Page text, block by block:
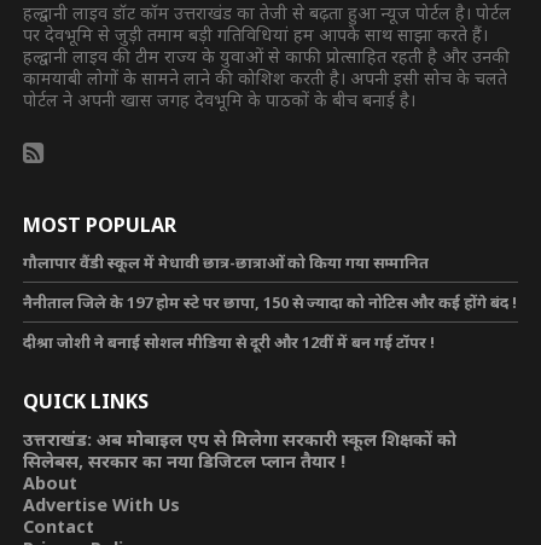
हल्द्वानी लाइव डॉट कॉम उत्तराखंड का तेजी से बढ़ता हुआ न्यूज पोर्टल है। पोर्टल
पर देवभूमि से जुड़ी तमाम बड़ी गतिविधियां हम आपके साथ साझा करते हैं।
हल्द्वानी लाइव की टीम राज्य के युवाओं से काफी प्रोत्साहित रहती है और उनकी
कामयाबी लोगों के सामने लाने की कोशिश करती है। अपनी इसी सोच के चलते
पोर्टल ने अपनी खास जगह देवभूमि के पाठकों के बीच बनाई है।
MOST POPULAR
गौलापार वैंडी स्कूल में मेधावी छात्र-छात्राओं को किया गया सम्मानित
नैनीताल जिले के 197 होम स्टे पर छापा, 150 से ज्यादा को नोटिस और कई होंगे बंद !
दीश्रा जोशी ने बनाई सोशल मीडिया से दूरी और 12वीं में बन गई टॉपर !
QUICK LINKS
उत्तराखंड: अब मोबाइल एप से मिलेगा सरकारी स्कूल शिक्षकों को
सिलेबस, सरकार का नया डिजिटल प्लान तैयार !
About
Advertise With Us
Contact